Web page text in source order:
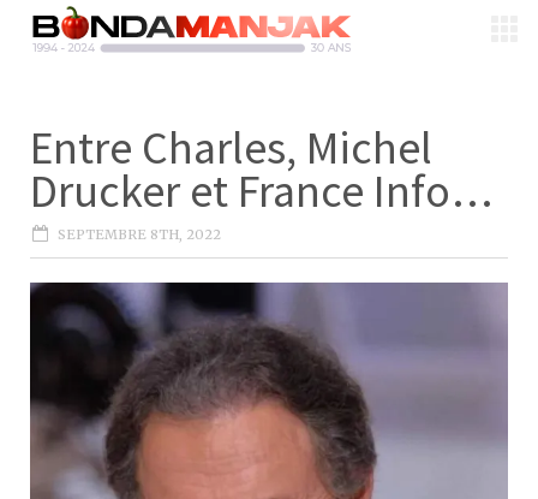
Entre Charles, Michel
Drucker et France Info…
SEPTEMBRE 8TH, 2022